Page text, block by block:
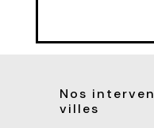
Nos
villes